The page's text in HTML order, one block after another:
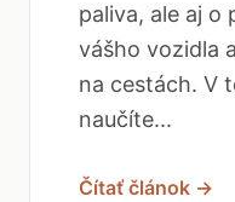
paliva, ale aj o
vášho vozidla
na cestách. V
naučíte...
Čítať článok →